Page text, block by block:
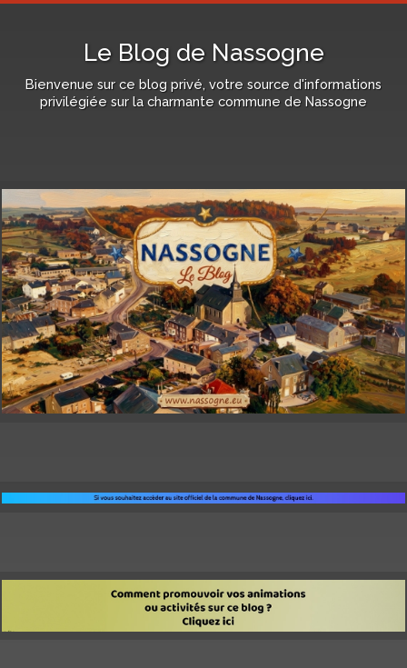
Le Blog de Nassogne
Bienvenue sur ce blog privé, votre source d'informations
privilégiée sur la charmante commune de Nassogne